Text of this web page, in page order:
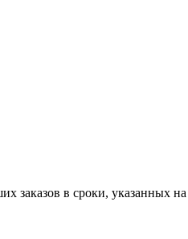
в сроки, указанных